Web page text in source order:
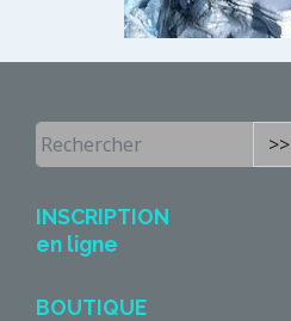
>>
INSCRIPTION
en ligne
BOUTIQUE